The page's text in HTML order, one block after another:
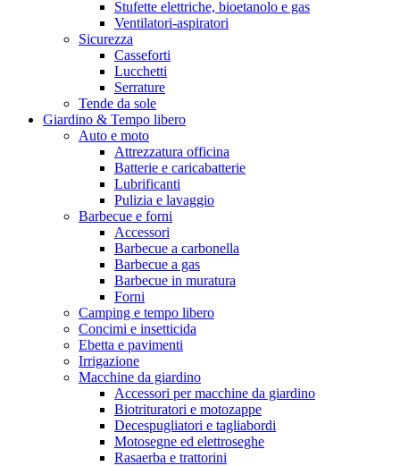
Stufette elettriche, bioetanolo e gas
Ventilatori-aspiratori
Sicurezza
Casseforti
Lucchetti
Serrature
Tende da sole
Giardino & Tempo libero
Auto e moto
Attrezzatura officina
Batterie e caricabatterie
Lubrificanti
Pulizia e lavaggio
Barbecue e forni
Accessori
Barbecue a carbonella
Barbecue a gas
Barbecue in muratura
Forni
Camping e tempo libero
Concimi e insetticida
Ebetta e pavimenti
Irrigazione
Macchine da giardino
Accessori per macchine da giardino
Biotrituratori e motozappe
Decespugliatori e tagliabordi
Motosegne ed elettroseghe
Rasaerba e trattorini